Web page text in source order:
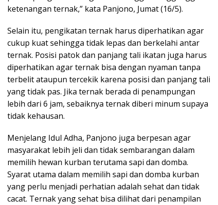
ketenangan ternak,” kata Panjono, Jumat (16/5).
Selain itu, pengikatan ternak harus diperhatikan agar
cukup kuat sehingga tidak lepas dan berkelahi antar
ternak. Posisi patok dan panjang tali ikatan juga harus
diperhatikan agar ternak bisa dengan nyaman tanpa
terbelit ataupun tercekik karena posisi dan panjang tali
yang tidak pas. Jika ternak berada di penampungan
lebih dari 6 jam, sebaiknya ternak diberi minum supaya
tidak kehausan.
Menjelang Idul Adha, Panjono juga berpesan agar
masyarakat lebih jeli dan tidak sembarangan dalam
memilih hewan kurban terutama sapi dan domba.
Syarat utama dalam memilih sapi dan domba kurban
yang perlu menjadi perhatian adalah sehat dan tidak
cacat. Ternak yang sehat bisa dilihat dari penampilan